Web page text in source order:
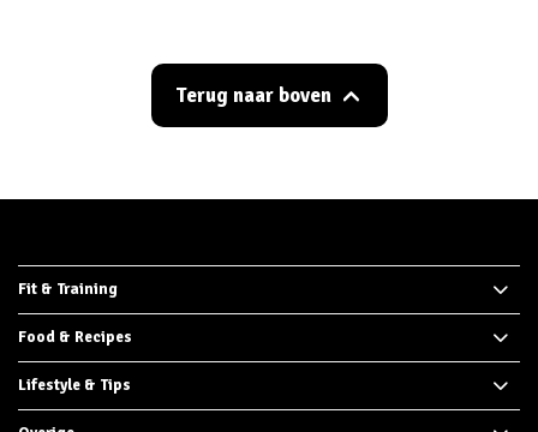
Terug naar boven
Fit & Training
Food & Recipes
Lifestyle & Tips